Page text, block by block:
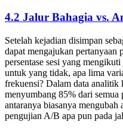
4.2 Jalur Bahagia vs.
Setelah kejadian disimpan
dapat mengajukan pertanyaan
persentase sesi yang
untuk yang tidak, apa lima
frekuensi? Dalam data analitik
menyumbang 85% dari
antaranya biasanya
pengujian A/B apa pun pada